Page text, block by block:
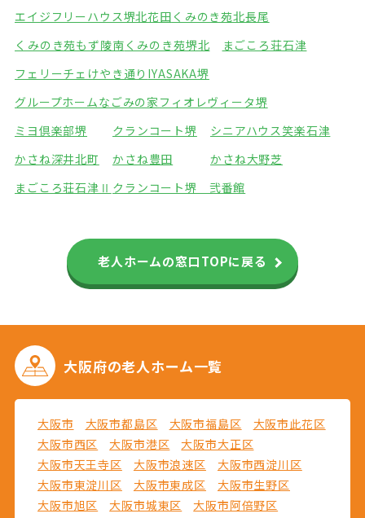
エイジフリーハウス堺北花田 くみのき苑北長尾
くみのき苑もず陵南 くみのき苑堺北
まごころ荘石津
フェリーチェけやき通り IYASAKA堺
グループホームなごみの家 フィオレヴィータ堺
ミヨ倶楽部堺
クランコート堺
シニアハウス笑楽石津
かさね深井北町
かさね豊田
かさね大野芝
まごころ荘石津Ⅱ クランコート堺 弐番館
老人ホームの窓口TOPに戻る
大阪府の老人ホーム一覧
大阪市 大阪市都島区 大阪市福島区
大阪市此花区
大阪市西区
大阪市港区
大阪市大正区
大阪市天王寺区
大阪市浪速区
大阪市西淀川区
大阪市東淀川区
大阪市東成区
大阪市生野区
大阪市旭区
大阪市城東区
大阪市阿倍野区